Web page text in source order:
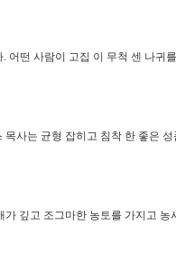
떤 사람이 고집 이 무척 센 나귀
사는 균형 잡히고 침착 한 좋은
깊고 조그마한 농토를 가지고